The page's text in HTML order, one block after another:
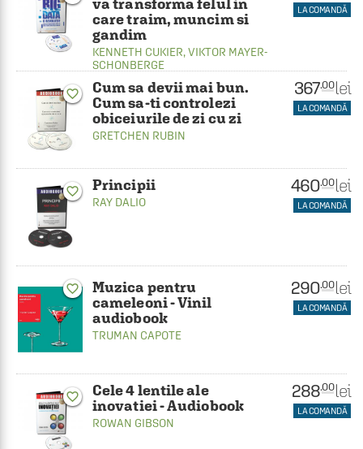
va transforma felul in
care traim, muncim si
gandim
KENNETH CUKIER,VIKTOR MAYER-
SCHONBERGE
LA COMANDĂ
favorite_border
Cum sa devii mai bun.
Cum sa-ti controlezi
obiceiurile de zi cu zi
GRETCHEN RUBIN
367.00 lei
LA COMANDĂ
favorite_border Principii
RAY DALIO
460.00 lei
LA COMANDĂ
favorite_border
Muzica pentru
cameleoni - Vinil
audiobook
TRUMAN CAPOTE
290.00 lei
LA COMANDĂ
favorite_border
Cele 4 lentile ale
inovatiei - Audiobook
ROWAN GIBSON
288.00 lei
LA COMANDĂ